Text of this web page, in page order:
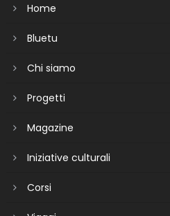
Home
Bluetu
Chi siamo
Progetti
Magazine
Iniziative culturali
Corsi